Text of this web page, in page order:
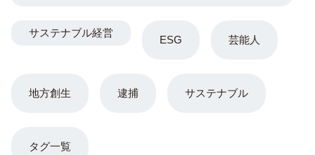
ESG 芸能人
地方創生 逮捕 サステナブル
サステナブル経営
タグ一覧